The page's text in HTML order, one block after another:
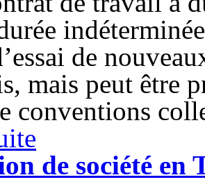
de
mais peut être
conventions
de société en